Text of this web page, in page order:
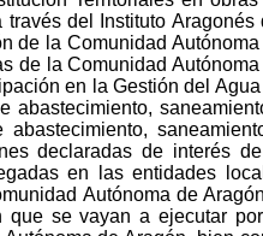
del Instituto Aragonés
de la Comunidad
de la Comunidad
en la Gestión del Agua
abastecimiento,
declaradas de interés
en las entidades
Autónoma de
que se vayan a ejecutar